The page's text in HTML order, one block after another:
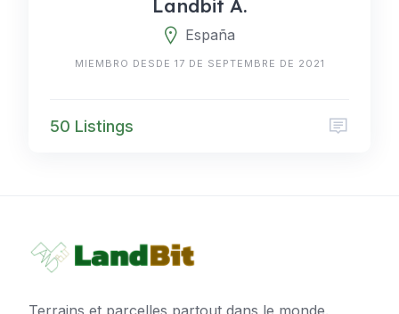
Landbit A.
España
MIEMBRO DESDE 17 DE SEPTEMBRE DE 2021
50 Listings